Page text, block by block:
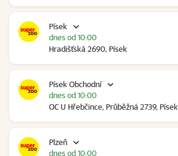
Písek
Hradišťská 2690, Písek
dnes od 10:00
Písek Obchodní
OC U Hřebčince, Průběžná 2739, Písek
dnes od 10:00
Plzeň
dnes od 10:00